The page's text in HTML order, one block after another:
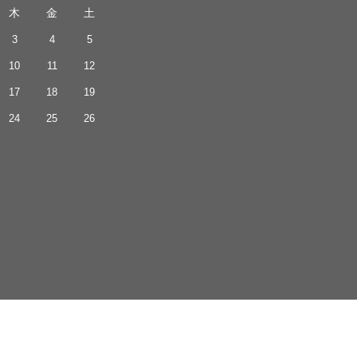
木 金 土
3 4 5
10 11 12
17 18 19
24 25 26